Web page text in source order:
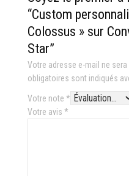
“Custom
Colossus » sur
Star”
Votre adresse e-mail ne sera
obligatoires sont indiqués
Votre note *
Votre avis *